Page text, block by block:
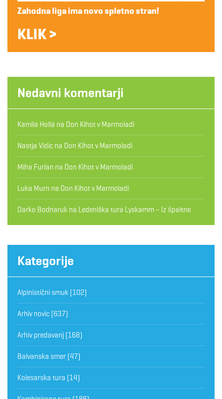
Zahodna liga ima novo spletno stran!
KLIK >
Nedavni komentarji
Kamila Hollá na Don Kihot v Marmoladi
Nastja Vidic na Don Kihot v Marmoladi
Miha Furlan na Don Kihot v Marmoladi
Luka Murn na Don Kihot v Marmoladi
Darko Bodnaruk na Ledeniška tura Lyskamm – Iz špaltne
Kategorije
Alpinistični smuk (102)
Arhiv novic (637)
Arhiv predavanj (168)
Balvanska smer (47)
Kolesarska tura (14)